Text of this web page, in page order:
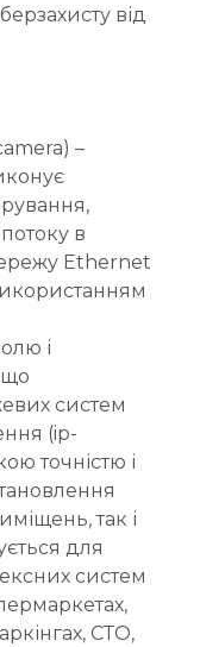
від
–
в
Ethernet
і
що
систем
(ip-
точністю і
так і
для
систем
СТО,